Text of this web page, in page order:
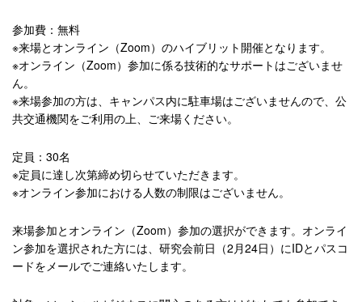
参加費：無料
※来場とオンライン（Zoom）のハイブリット開催となります。
※オンライン（Zoom）参加に係る技術的なサポートはございませ
ん。
※来場参加の方は、キャンパス内に駐車場はございませんので、公
共交通機関をご利用の上、ご来場ください。
定員：30名
※定員に達し次第締め切らせていただきます。
※オンライン参加における人数の制限はございません。
来場参加とオンライン（Zoom）参加の選択ができます。オンライ
ン参加を選択された方には、研究会前日（2月24日）にIDとパスコ
ードをメールでご連絡いたします。